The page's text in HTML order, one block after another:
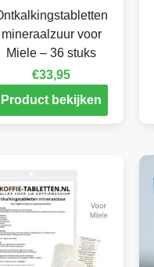
mineraalzuur voor
Miele – 36 stuks
€33,95
Product bekijken